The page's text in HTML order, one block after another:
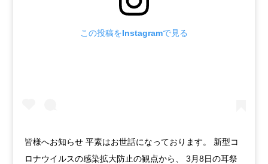
この投稿をInstagramで見る
皆様へお知らせ 平素はお世話になっております。 新型コ
ロナウイルスの感染拡大防止の観点から、 3月8日の耳祭